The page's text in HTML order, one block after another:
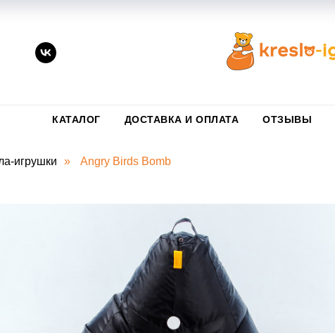
КАТАЛОГ ДОСТАВКА И ОПЛАТА ОТЗЫВЫ
игрушки » Angry Birds Bomb